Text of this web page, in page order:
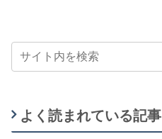
よく読まれている記事